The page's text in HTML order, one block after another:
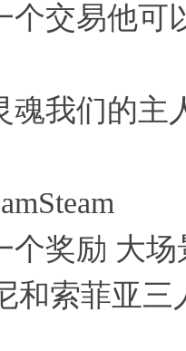
个交易他可
魂我们的主
个奖励 大场
和索菲亚三